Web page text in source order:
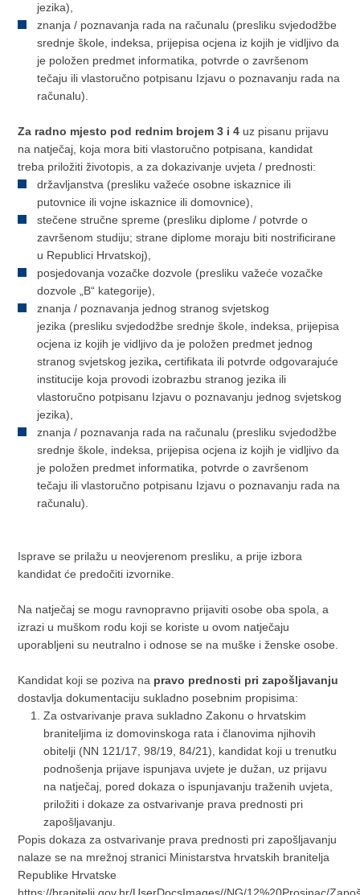
jezika),
znanja / poznavanja rada na računalu (presliku svjedodžbe
srednje škole, indeksa, prijepisa ocjena iz kojih je vidljivo da
je položen predmet informatika, potvrde o završenom
tečaju ili vlastoručno potpisanu Izjavu o poznavanju rada na
računalu).
Za radno mjesto pod rednim brojem 3 i 4 uz pisanu prijavu
na natječaj, koja mora biti vlastoručno potpisana, kandidat
treba priložiti životopis, a za dokazivanje uvjeta / prednosti:
državljanstva (presliku važeće osobne iskaznice ili
putovnice ili vojne iskaznice ili domovnice),
stečene stručne spreme (presliku diplome / potvrde o
završenom studiju; strane diplome moraju biti nostrificirane
u Republici Hrvatskoj),
posjedovanja vozačke dozvole (presliku važeće vozačke
dozvole „B“ kategorije),
znanja / poznavanja jednog stranog svjetskog
jezika (presliku svjedodžbe srednje škole, indeksa, prijepisa
ocjena iz kojih je vidljivo da je položen predmet jednog
stranog svjetskog jezika,certifikata ili potvrde odgovarajuće
institucije koja provodi izobrazbu stranog jezika ili
vlastoručno potpisanu Izjavu o poznavanju jednog svjetskog
jezika),
znanja / poznavanja rada na računalu (presliku svjedodžbe
srednje škole, indeksa, prijepisa ocjena iz kojih je vidljivo da
je položen predmet informatika, potvrde o završenom
tečaju ili vlastoručno potpisanu Izjavu o poznavanju rada na
računalu).
Isprave se prilažu u neovjerenom presliku, a prije izbora
kandidat će predočiti izvornike.
Na natječaj se mogu ravnopravno prijaviti osobe oba spola, a
izrazi u muškom rodu koji se koriste u ovom natječaju
uporabljeni su neutralno i odnose se na muške i ženske osobe.
Kandidat koji se poziva na pravo prednosti pri zapošljavanju
dostavlja dokumentaciju sukladno posebnim propisima:
Za ostvarivanje prava sukladno Zakonu o hrvatskim
braniteljima iz domovinskoga rata i članovima njihovih
obitelji (NN 121/17, 98/19, 84/21), kandidat koji u trenutku
podnošenja prijave ispunjava uvjete je dužan, uz prijavu
na natječaj, pored dokaza o ispunjavanju traženih uvjeta,
priložiti i dokaze za ostvarivanje prava prednosti pri
zapošljavanju.
Popis dokaza za ostvarivanje prava prednosti pri zapošljavanju
nalaze se na mrežnoj stranici Ministarstva hrvatskih branitelja
Republike Hrvatske